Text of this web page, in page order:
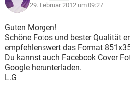
29. Februar 2012 um 09:27
Guten Morgen!
Schöne Fotos und bester Qualität
empfehlenswert das Format
Du kannst auch Facebook Cover
Google herunterladen.
L.G